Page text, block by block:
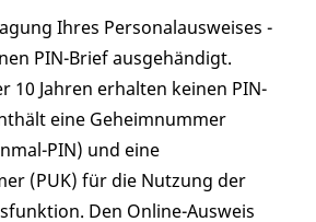
Ihres Personalausweises -
PIN-Briefausgehändigt.
10 Jahren erhalten keinen PIN-
eine Geheimnummer
-PIN) und eine
(PUK) für die Nutzung der
Den Online-Ausweis